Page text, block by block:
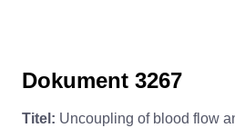
Dokument 3267
Titel: Uncoupling of blood flow